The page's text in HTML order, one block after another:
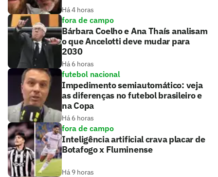
Há 4 horas
fora de campo
Bárbara Coelho e Ana Thaís analisam
o que Ancelotti deve mudar para
2030
Há 6 horas
futebol nacional
Impedimento semiautomático: veja
as diferenças no futebol brasileiro e
na Copa
Há 6 horas
fora de campo
Inteligência artificial crava placar de
Botafogo x Fluminense
Há 9 horas